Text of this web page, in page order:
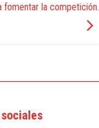
fomentar la competición.